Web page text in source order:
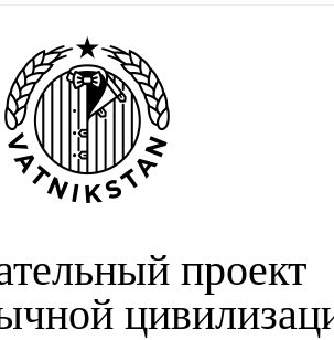
проект